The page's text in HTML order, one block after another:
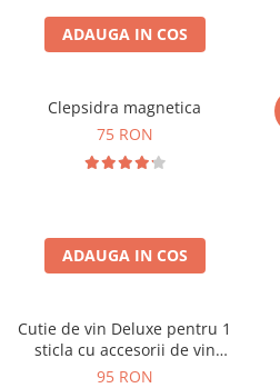
ADAUGA IN COS
Clepsidra magnetica
75 RON
ADAUGA IN COS
Cutie de vin Deluxe pentru 1
sticla cu accesorii de vin
incluse interior oranj
95 RON